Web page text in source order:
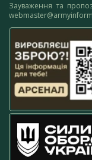
Зауваження та